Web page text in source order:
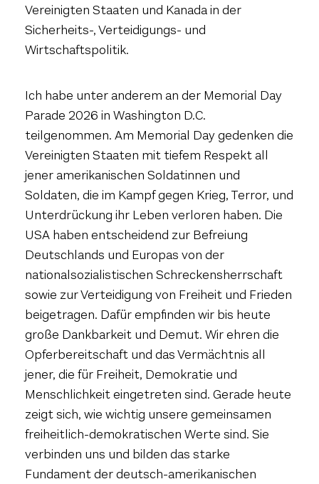
Vereinigten Staaten und Kanada in der
Sicherheits-, Verteidigungs- und
Wirtschaftspolitik.
Ich habe unter anderem an der Memorial Day
Parade 2026 in Washington D.C.
teilgenommen. Am Memorial Day gedenken die
Vereinigten Staaten mit tiefem Respekt all
jener amerikanischen Soldatinnen und
Soldaten, die im Kampf gegen Krieg, Terror, und
Unterdrückung ihr Leben verloren haben. Die
USA haben entscheidend zur Befreiung
Deutschlands und Europas von der
nationalsozialistischen Schreckensherrschaft
sowie zur Verteidigung von Freiheit und Frieden
beigetragen. Dafür empfinden wir bis heute
große Dankbarkeit und Demut. Wir ehren die
Opferbereitschaft und das Vermächtnis all
jener, die für Freiheit, Demokratie und
Menschlichkeit eingetreten sind. Gerade heute
zeigt sich, wie wichtig unsere gemeinsamen
freiheitlich-demokratischen Werte sind. Sie
verbinden uns und bilden das starke
Fundament der deutsch-amerikanischen